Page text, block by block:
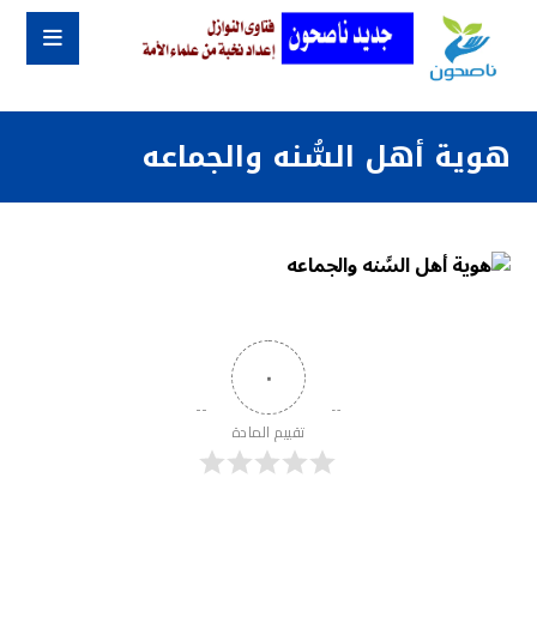
هوية أهل السُّنه والجماعه
٠
تقييم المادة